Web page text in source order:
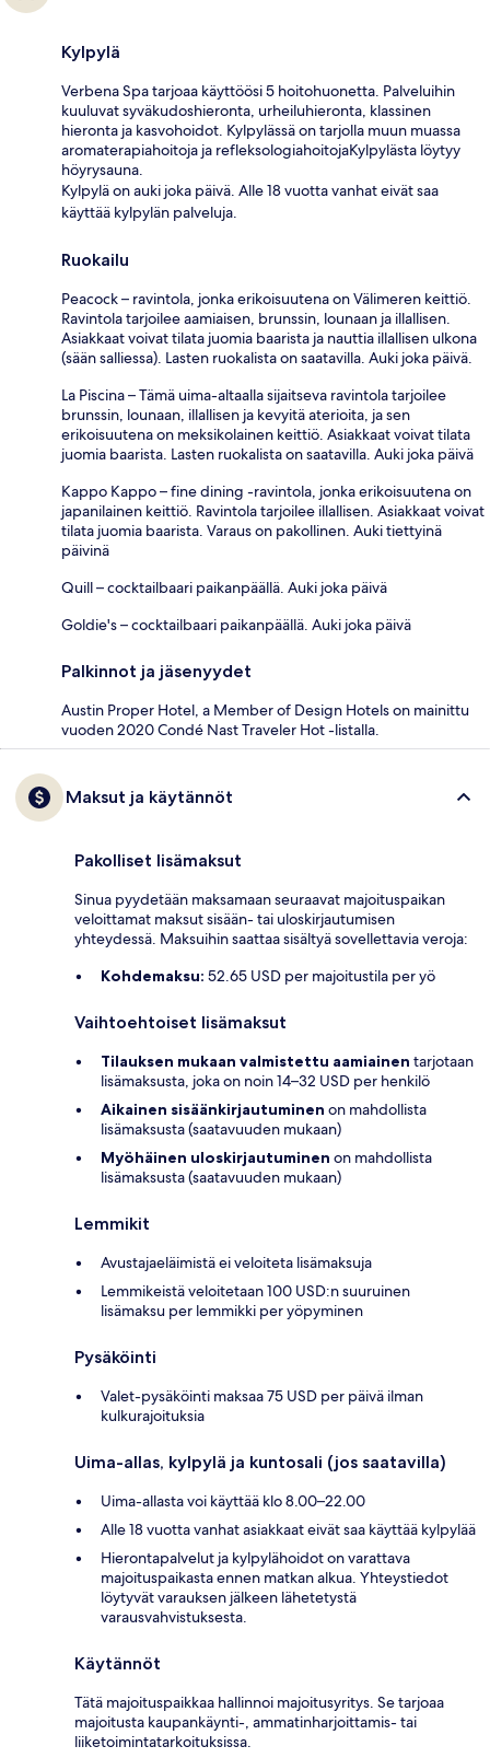
Kylpylä
Verbena Spa tarjoaa käyttöösi 5 hoitohuonetta. Palveluihin
kuuluvat syväkudoshieronta, urheiluhieronta, klassinen
hieronta ja kasvohoidot. Kylpylässä on tarjolla muun muassa
aromaterapiahoitoja ja refleksologiahoitojaKylpylästa löytyy
höyrysauna.
Kylpylä on auki joka päivä. Alle 18 vuotta vanhat eivät saa
käyttää kylpylän palveluja.
Ruokailu
Peacock – ravintola, jonka erikoisuutena on Välimeren keittiö.
Ravintola tarjoilee aamiaisen, brunssin, lounaan ja illallisen.
Asiakkaat voivat tilata juomia baarista ja nauttia illallisen ulkona
(sään salliessa). Lasten ruokalista on saatavilla. Auki joka päivä.
La Piscina – Tämä uima-altaalla sijaitseva ravintola tarjoilee
brunssin, lounaan, illallisen ja kevyitä aterioita, ja sen
erikoisuutena on meksikolainen keittiö. Asiakkaat voivat tilata
juomia baarista. Lasten ruokalista on saatavilla. Auki joka päivä
Kappo Kappo – fine dining -ravintola, jonka erikoisuutena on
japanilainen keittiö. Ravintola tarjoilee illallisen. Asiakkaat voivat
tilata juomia baarista. Varaus on pakollinen. Auki tiettyinä
päivinä
Quill – cocktailbaari paikanpäällä. Auki joka päivä
Goldie's – cocktailbaari paikanpäällä. Auki joka päivä
Palkinnot ja jäsenyydet
Austin Proper Hotel, a Member of Design Hotels on mainittu
vuoden 2020 Condé Nast Traveler Hot -listalla.
Maksut ja käytännöt
Pakolliset lisämaksut
Sinua pyydetään maksamaan seuraavat majoituspaikan
veloittamat maksut sisään- tai uloskirjautumisen
yhteydessä. Maksuihin saattaa sisältyä sovellettavia veroja:
Kohdemaksu: 52.65 USD per majoitustila per yö
Vaihtoehtoiset lisämaksut
Tilauksen mukaan valmistettu aamiainen tarjotaan
lisämaksusta, joka on noin 14–32 USD per henkilö
Aikainen sisäänkirjautuminen on mahdollista
lisämaksusta (saatavuuden mukaan)
Myöhäinen uloskirjautuminen on mahdollista
lisämaksusta (saatavuuden mukaan)
Lemmikit
Avustajaeläimistä ei veloiteta lisämaksuja
Lemmikeistä veloitetaan 100 USD:n suuruinen
lisämaksu per lemmikki per yöpyminen
Pysäköinti
Valet-pysäköinti maksaa 75 USD per päivä ilman
kulkurajoituksia
Uima-allas, kylpylä ja kuntosali (jos saatavilla)
Uima-allasta voi käyttää klo 8.00–22.00
Alle 18 vuotta vanhat asiakkaat eivät saa käyttää kylpylää
Hierontapalvelut ja kylpylähoidot on varattava
majoituspaikasta ennen matkan alkua. Yhteystiedot
löytyvät varauksen jälkeen lähetetystä
varausvahvistuksesta.
Käytännöt
Tätä majoituspaikkaa hallinnoi majoitusyritys. Se tarjoaa
majoitusta kaupankäynti-, ammatinharjoittamis- tai
liiketoimintatarkoituksissa.